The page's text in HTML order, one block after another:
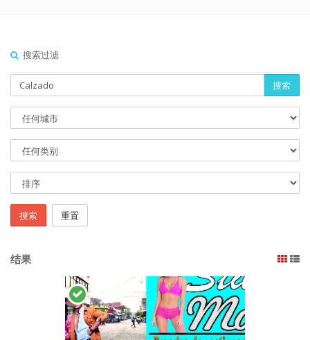
搜索过滤
搜索
搜索 重置
结果